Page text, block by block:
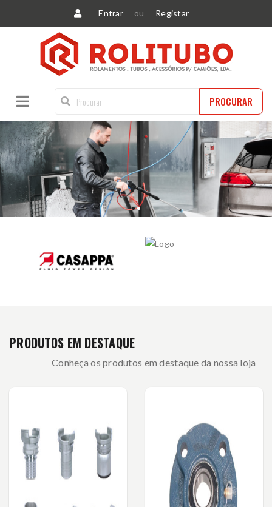
Entrar ou Registar
PROCURAR
PRODUTOS EM DESTAQUE
Conheça os produtos em destaque da nossa loja